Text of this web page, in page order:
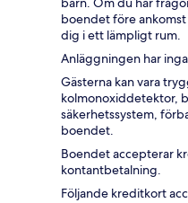
boendet före
dig i ett lämpligt rum.
Anläggningen har inga
Gästerna kan vara
kolmonoxiddetektor,
säkerhetssystem,
boendet.
Boendet accepterar
kontantbetalning.
Följande kreditkort